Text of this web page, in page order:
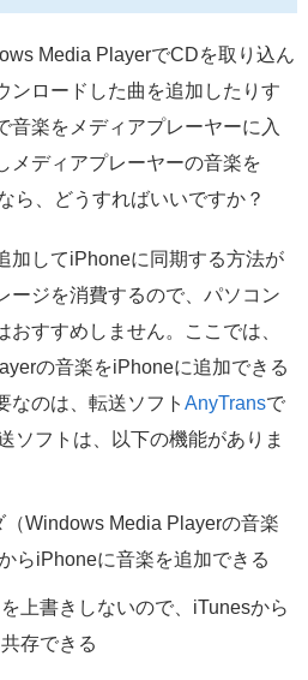
Media PlayerでCDを取り込ん
ンロードした曲を追加したりす
音楽をメディアプレーヤーに入
メディアプレーヤーの音楽を
ら、どうすればいいですか？
加してiPhoneに同期する方法が
ージを消費するので、パソコン
すすめしません。ここでは、
の音楽をiPhoneに追加できる
なのは、転送ソフト AnyTransで
ソフトは、以下の機能がありま
Windows Media Playerの音楽
らiPhoneに音楽を追加できる
上書きしないので、iTunesから
存できる